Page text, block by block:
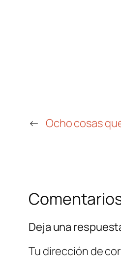
← Ocho cosas
Deja una
Tu dirección de